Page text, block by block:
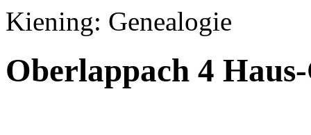
Kiening: Genealogie
Oberlappach 4